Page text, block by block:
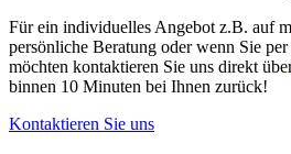
Für ein individuelles Angebot z.B. auf
persönliche Beratung oder wenn Sie
möchten kontaktieren Sie uns direkt
binnen 10 Minuten bei Ihnen zurück!
Kontaktieren Sie uns